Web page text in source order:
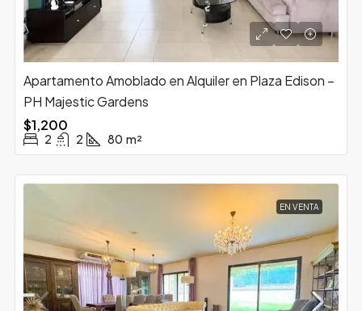
Apartamento Amoblado en Alquiler en Plaza Edison –
PH Majestic Gardens
$1,200
2 2 80 m²
EN VENTA